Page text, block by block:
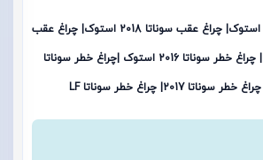
چراغ عقب سوناتا 2016 استوک| چراغ عقب سوناتا 2018 استوک| چراغ عقب
سوناتا 2017 استوک | چراغ خطر سوناتا 2016 استوک |چراغ خطر سوناتا